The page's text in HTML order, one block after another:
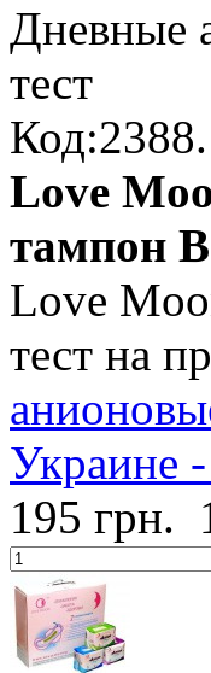
Дневные
тест
Код:2388.
Love
тампон
Love
тест на
Украине
195 грн.